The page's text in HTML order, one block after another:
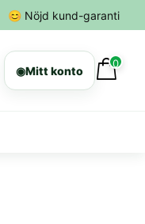
😊 Nöjd kund-garanti
◉Mitt konto
0